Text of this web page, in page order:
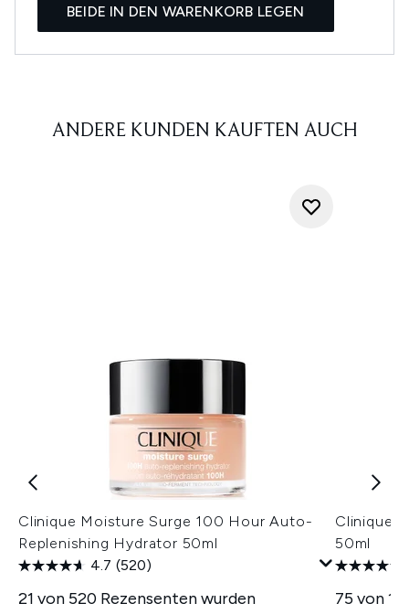
BEIDE IN DEN WARENKORB LEGEN
ANDERE KUNDEN KAUFTEN AUCH
Clinique Moisture Surge 100 Hour Auto-
Replenishing Hydrator 50ml
4.7 (520)
21 von 520 Rezensenten wurden
Clinique
50ml
75 von